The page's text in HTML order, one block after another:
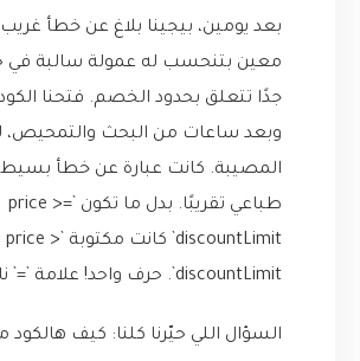
بعد يومين، بيجينا بلاغ عن خطأ
معين بتنحسب له عمولة سالبة في
جدًا تتعلق بحدود الخصم. فتحنا
وبعد ساعات من البحث والتمحيص،
المصيبة. كانت عبارة عن خطأ بسيط
طباعي تقريبًا. بدل ما تكون `price >=
discountLimit` كانت مكتوبة `price >
discountLimit`. حرف واحد! علامة `=` ناقصة.
السؤال اللي حيّرنا كلنا: كيف